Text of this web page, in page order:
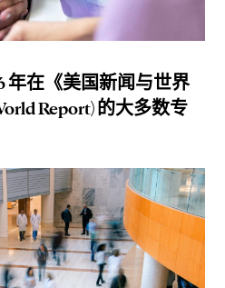
年在《美国新闻与世界
Report) 的大多数专